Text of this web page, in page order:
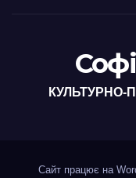
КУЛЬТУРНО-
Сайт працює на